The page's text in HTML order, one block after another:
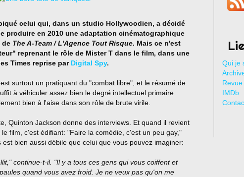
celui qui, dans un studio Hollywoodien, a décidé
produire en 2010 une adaptation cinématographique
de The A-Team / L'Agence Tout Risque. Mais ce n'est
reprenant le rôle de Mister T dans le film, dans une
Times reprise par Digital Spy.
surtout un pratiquant du "combat libre", et le résumé de
à véhiculer assez bien le degré intellectuel primaire
bien à l'aise dans son rôle de brute virile.
Quinton Jackson donne des interviews. Et quand il revient
film, c'est édifiant: "Faire la comédie, c'est un peu gay,"
bien aussi débile que celui que vous pouvez imaginer:
continue-t-il. "Il y a tous ces gens qui vous coiffent et
quand vous avez froid. Je ne veux pas qu'on me
Qui je
IMDb